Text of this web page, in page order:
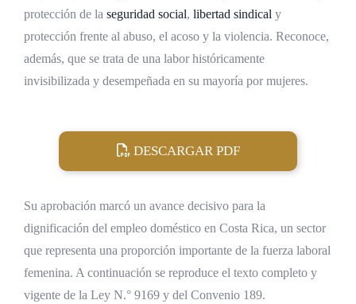
protección de la seguridad social, libertad sindical y
protección frente al abuso, el acoso y la violencia. Reconoce,
además, que se trata de una labor históricamente
invisibilizada y desempeñada en su mayoría por mujeres.
DESCARGAR PDF
Su aprobación marcó un avance decisivo para la
dignificación del empleo doméstico en Costa Rica, un sector
que representa una proporción importante de la fuerza laboral
femenina. A continuación se reproduce el texto completo y
vigente de la Ley N.° 9169 y del Convenio 189.